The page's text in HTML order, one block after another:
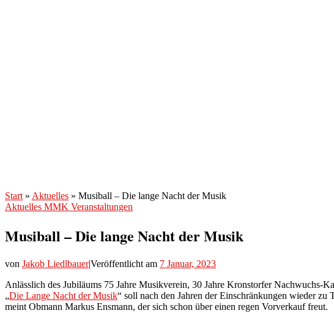
Start » Aktuelles » Musiball – Die lange Nacht der Musik
Aktuelles MMK Veranstaltungen
Musiball – Die lange Nacht der Musik
von Jakob Liedlbauer|Veröffentlicht am 7 Januar, 2023
Anlässlich des Jubiläums 75 Jahre Musikverein, 30 Jahre Kronstorfer Nachwuchs-
„Die Lange Nacht der Musik“ soll nach den Jahren der Einschränkungen wieder
meint Obmann Markus Ensmann, der sich schon über einen regen Vorverkauf freut.